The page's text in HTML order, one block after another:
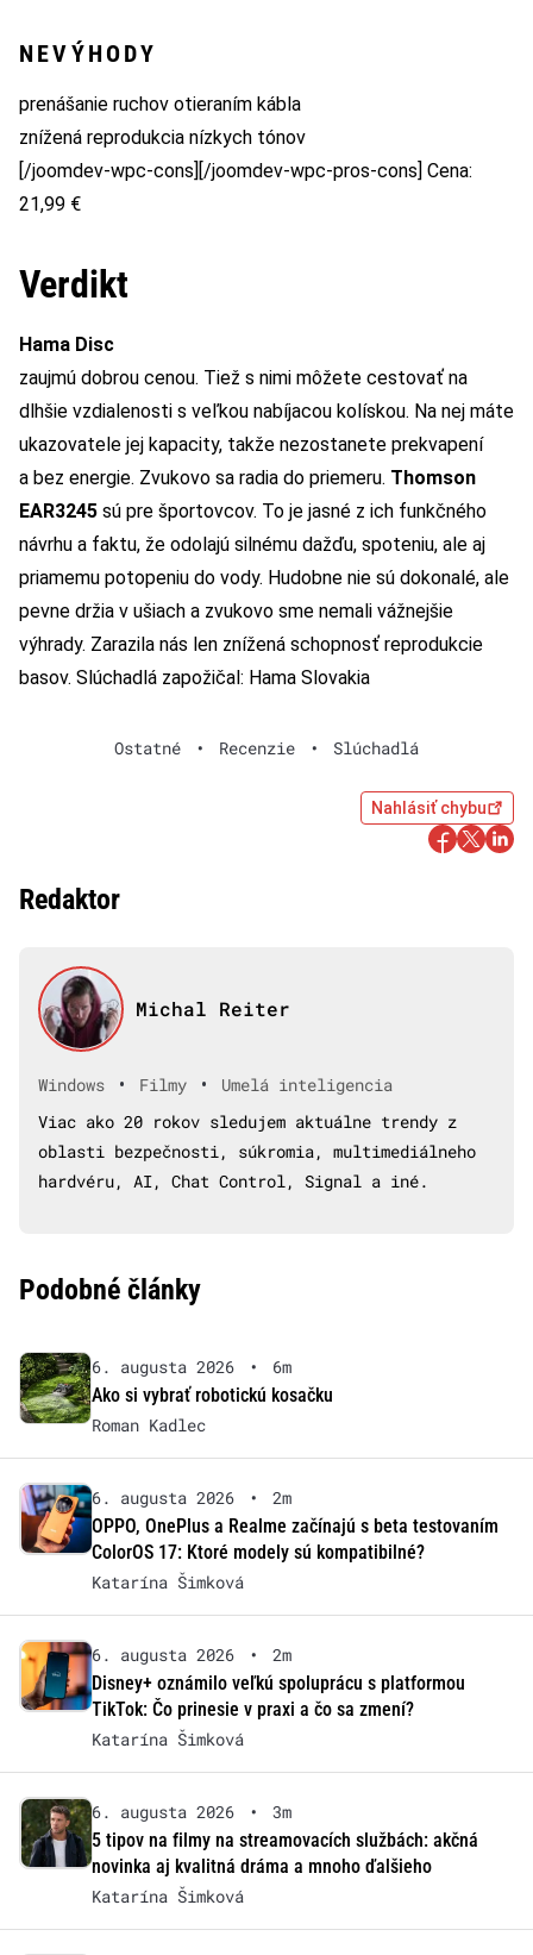
NEVÝHODY
prenášanie ruchov otieraním kábla
znížená reprodukcia nízkych tónov
[/joomdev-wpc-cons][/joomdev-wpc-pros-cons] Cena:
21,99 €
Verdikt
Hama Disc
zaujmú dobrou cenou. Tiež s nimi môžete cestovať na
dlhšie vzdialenosti s veľkou nabíjacou kolískou. Na nej máte
ukazovatele jej kapacity, takže nezostanete prekvapení
a bez energie. Zvukovo sa radia do priemeru. Thomson
EAR3245 sú pre športovcov. To je jasné z ich funkčného
návrhu a faktu, že odolajú silnému dažďu, spoteniu, ale aj
priamemu potopeniu do vody. Hudobne nie sú dokonalé, ale
pevne držia v ušiach a zvukovo sme nemali vážnejšie
výhrady. Zarazila nás len znížená schopnosť reprodukcie
basov. Slúchadlá zapožičal: Hama Slovakia
Ostatné • Recenzie • Slúchadlá
Nahlásiť chybu
Redaktor
Michal Reiter
Windows • Filmy •
Umelá inteligencia
Viac ako 20 rokov sledujem aktuálne trendy z
oblasti bezpečnosti, súkromia, multimediálneho
hardvéru, AI, Chat Control, Signal a iné.
Podobné články
6. augusta 2026 •
6m
Ako si vybrať robotickú kosačku
Roman Kadlec
6. augusta 2026 •
2m
OPPO, OnePlus a Realme začínajú s beta testovaním
ColorOS 17: Ktoré modely sú kompatibilné?
Katarína Šimková
6. augusta 2026 •
2m
Disney+ oznámilo veľkú spoluprácu s platformou
TikTok: Čo prinesie v praxi a čo sa zmení?
Katarína Šimková
6. augusta 2026 •
3m
5 tipov na filmy na streamovacích službách: akčná
novinka aj kvalitná dráma a mnoho ďalšieho
Katarína Šimková